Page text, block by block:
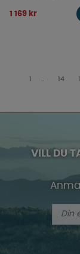
1 169 kr
1 14
VILL DU